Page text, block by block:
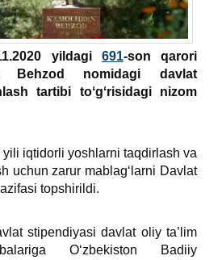
yildagi 691-son qarori
Behzod nomidagi davlat
tartibi toʻgʻrisidagi nizom
iqtidorli yoshlarni taqdirlash va
uchun zarur mablagʻlarni Davlat
topshirildi.
stipendiyasi davlat oliy ta’lim
Oʻzbekiston Badiiy